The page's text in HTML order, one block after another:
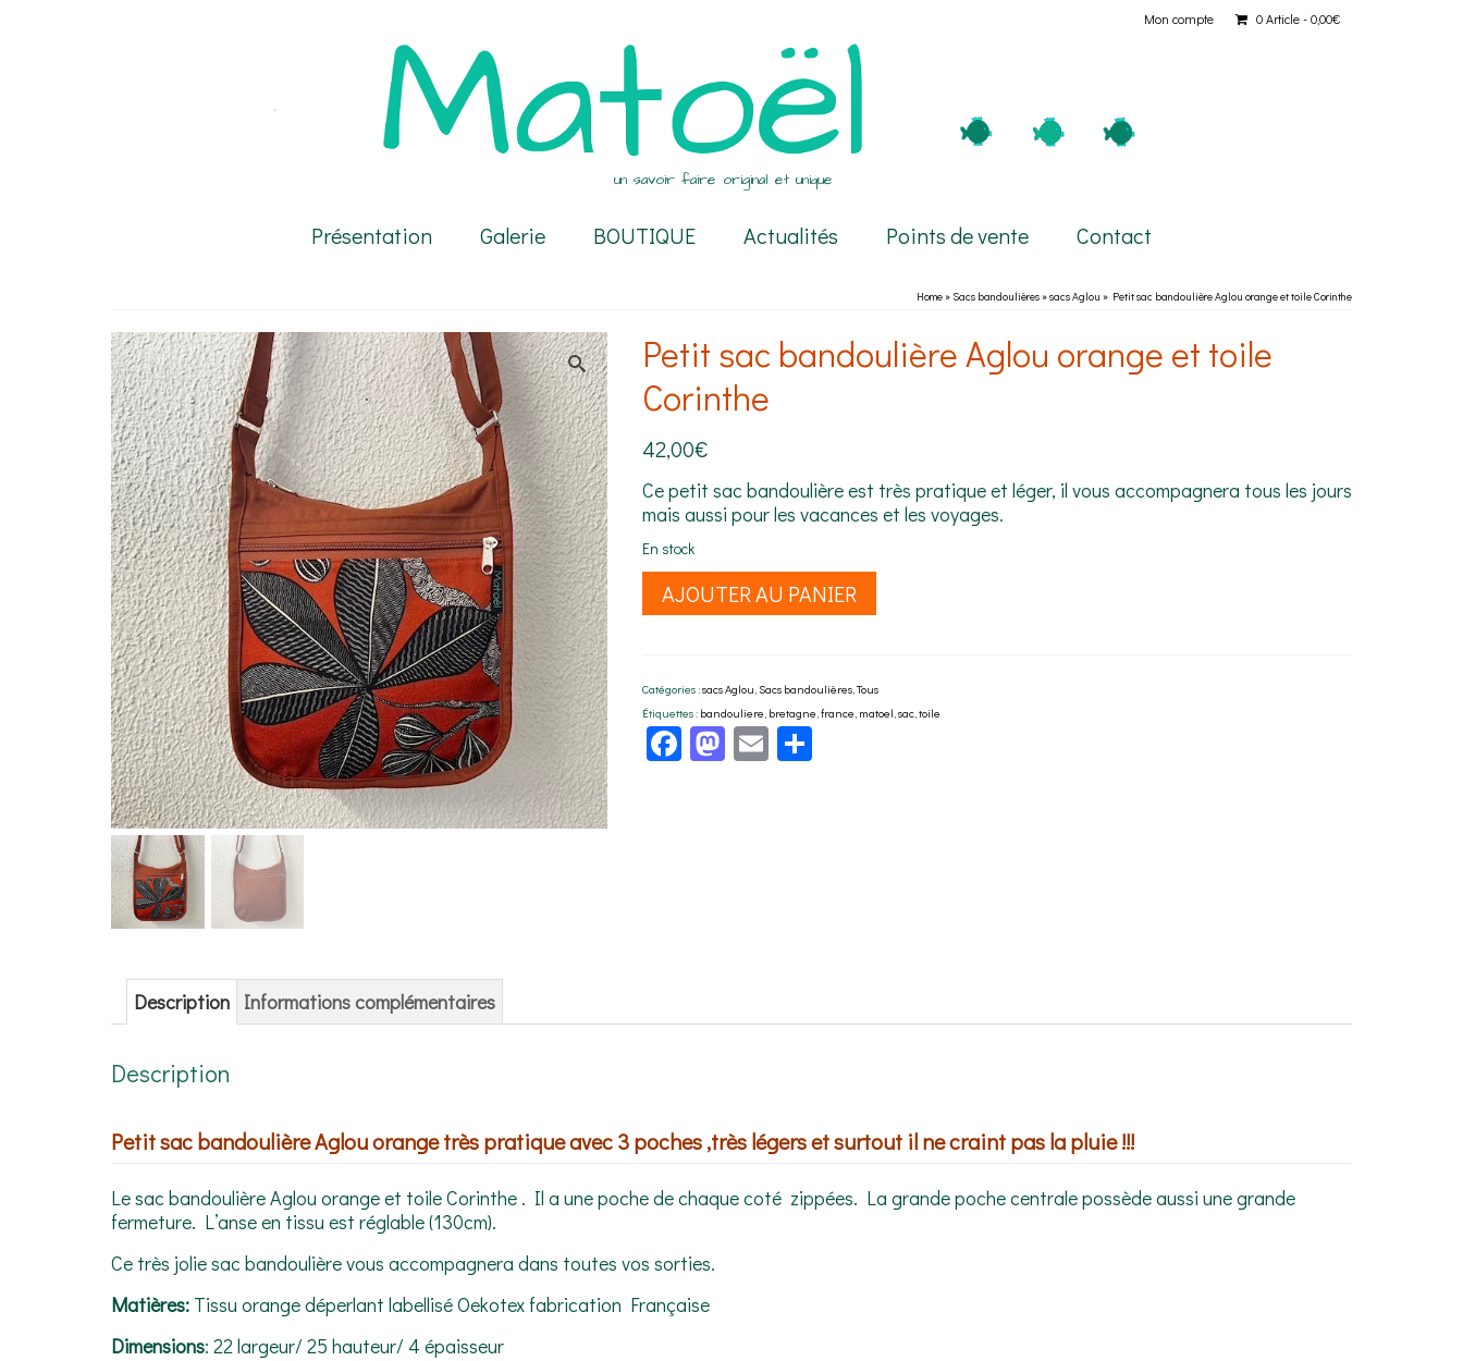
Mon compte 0 Article 0,00€
un savoir faire original et unique
Présentation Galerie BOUTIQUE Actualités Points de vente Contact
Home» Sacs bandoulières»sacs Aglou » Petit sac bandoulière Aglou orange et toile Corinthe
Petit sac bandoulière Aglou orange et toile
Corinthe
42,00€
Ce petit sac bandoulière est très pratique et léger, il vous accompagnera tous les jours
mais aussi pour les vacances et les voyages.
En stock
quantité
Aglou
orange
et
AJOUTER AU PANIER
Catégories :sacs Aglou, Sacs bandoulières,Tous
Étiquettes : bandouliere, bretagne,france, matoel,sac,toile
Facebook
Mastodon
EmailPartager
Description Informations complémentaires
Description
Petit sac bandoulière Aglou orange très pratique avec 3 poches ,très légers et surtout il ne craint pas la pluie !!!
Le sac bandoulière Aglou orange et toile Corinthe . Il a une poche de chaque coté zippées. La grande poche centrale possède aussi une grande
fermeture. L’anse en tissu est réglable (130cm).
Ce très jolie sac bandoulière vous accompagnera dans toutes vos sorties.
Matières: Tissu orange déperlant labellisé Oekotex fabrication Française
Dimensions: 22 largeur/ 25 hauteur/ 4 épaisseur